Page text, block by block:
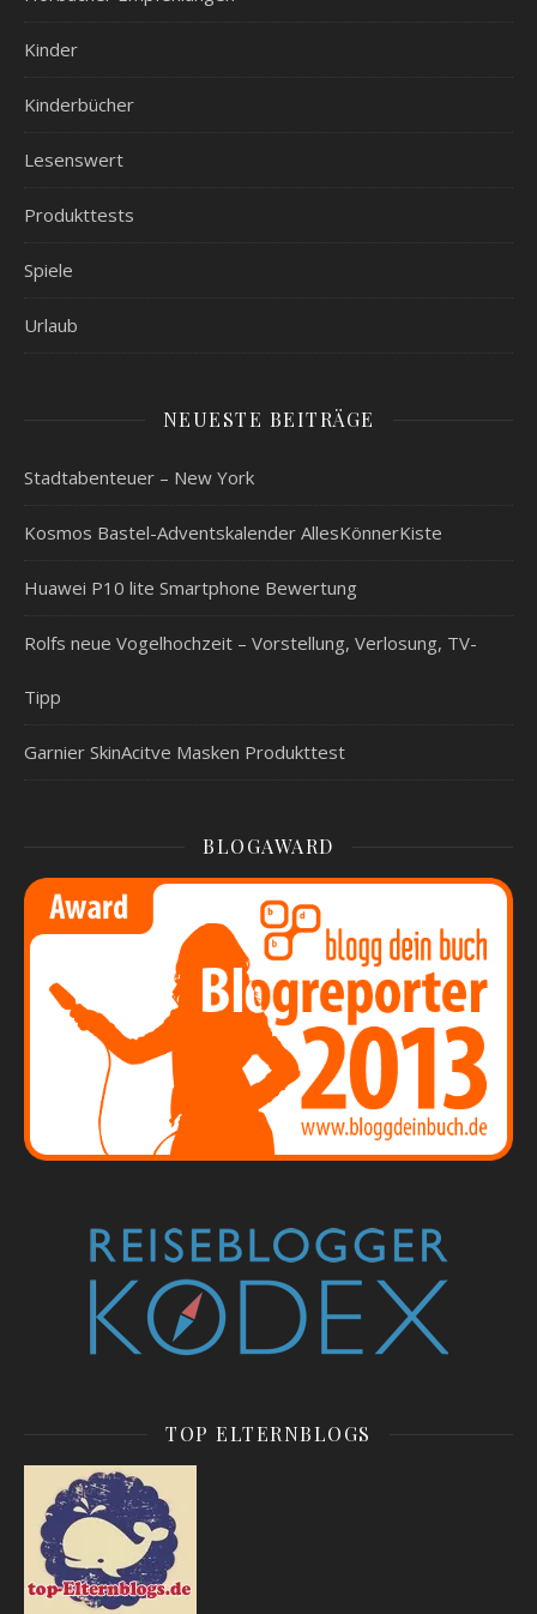
Kinder
Kinderbücher
Lesenswert
Produkttests
Spiele
Urlaub
NEUESTE BEITRÄGE
Stadtabenteuer – New York
Kosmos Bastel-Adventskalender AllesKönnerKiste
Huawei P10 lite Smartphone Bewertung
Rolfs neue Vogelhochzeit – Vorstellung, Verlosung, TV-
Tipp
Garnier SkinAcitve Masken Produkttest
BLOGAWARD
TOP ELTERNBLOGS